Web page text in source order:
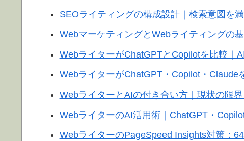
SEOライティングの構成設計｜検索意図を
WebマーケティングとWebライティングの
WebライターがChatGPTとCopilotを比較｜
WebライターがChatGPT・Copilot・
WebライターとAIの付き合い方｜現状の限
WebライターのAI活用術｜ChatGPT・
WebライターのPageSpeed Insights対策：